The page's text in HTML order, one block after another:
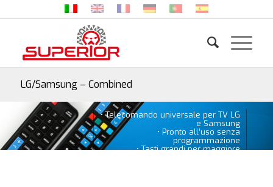
LG/Samsung – Combined
• Telecomando universale per TV LG
e Samsung
• Pronto all’uso senza
programmazione
• Tasti grandi per maggiore